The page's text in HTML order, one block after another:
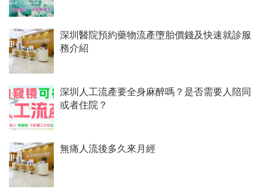
深圳醫院預約藥物流產墮胎價錢及快速就診服
務介紹
深圳人工流產要全身麻醉嗎？是否需要人陪同
或者住院？
無痛人流後多久來月經